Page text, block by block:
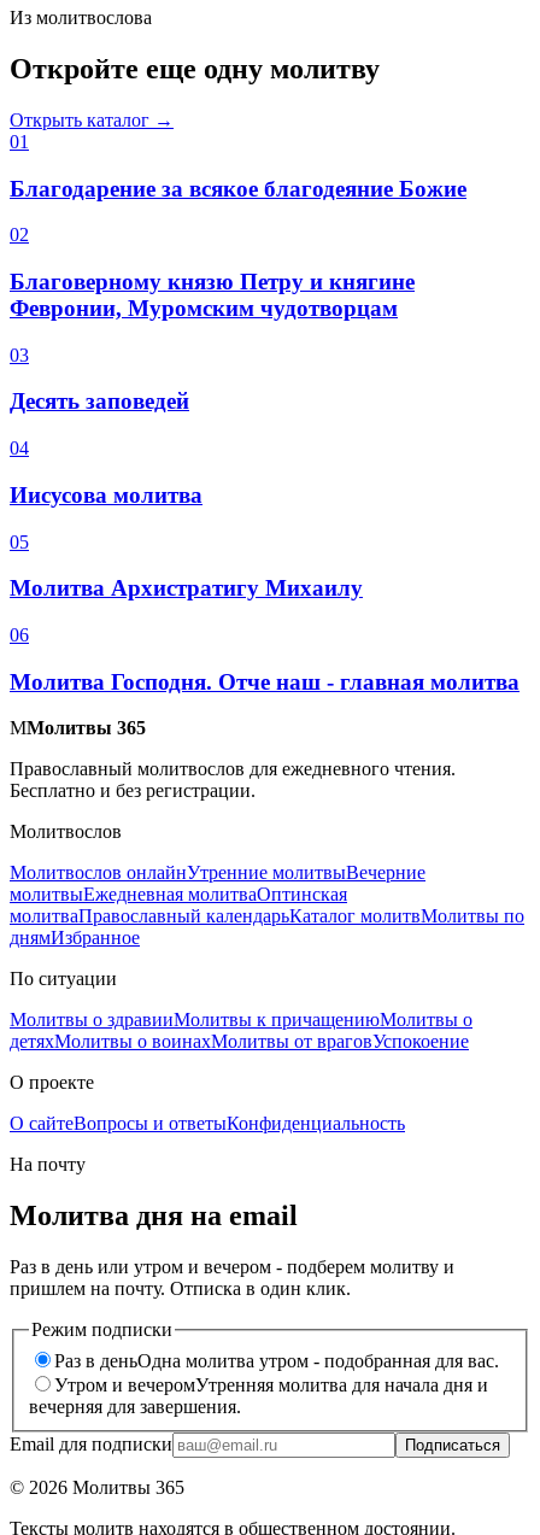
Из молитвослова
Откройте еще одну молитву
Открыть каталог →
01
Благодарение за всякое благодеяние Божие
02
Благоверному князю Петру и княгине
Февронии, Муромским чудотворцам
03
Десять заповедей
04
Иисусова молитва
05
Молитва Архистратигу Михаилу
06
Молитва Господня. Отче наш - главная молитва
ММолитвы 365
Православный молитвослов для ежедневного чтения.
Бесплатно и без регистрации.
Молитвослов
Молитвослов онлайнУтренние молитвыВечерние
молитвыЕжедневная молитваОптинская
молитваПравославный календарьКаталог молитвМолитвы по
днямИзбранное
По ситуации
Молитвы о здравииМолитвы к причащениюМолитвы о
детяхМолитвы о воинахМолитвы от враговУспокоение
О проекте
О сайтеВопросы и ответыКонфиденциальность
На почту
Молитва дня на email
Раз в день или утром и вечером - подберем молитву и
пришлем на почту. Отписка в один клик.
Режим подписки
Раз в деньОдна молитва утром - подобранная для вас.
Утром и вечеромУтренняя молитва для начала дня и
вечерняя для завершения.
Email для подписки
Подписаться
© 2026 Молитвы 365
Тексты молитв находятся в общественном достоянии.